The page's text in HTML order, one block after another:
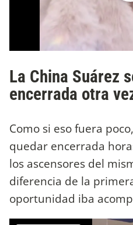
La China Suárez
encerrada otra
Como si eso fuera
quedar encerrada
los ascensores del
diferencia de la
oportunidad iba